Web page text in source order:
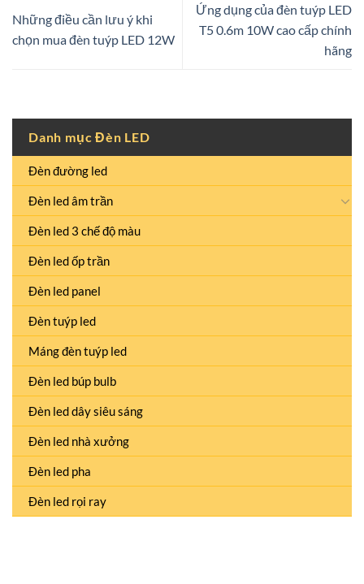
Những điều cần lưu ý khi
chọn mua đèn tuýp LED 12W
Ứng dụng của đèn tuýp LED
T5 0.6m 10W cao cấp chính
hãng
Danh mục Đèn LED
Đèn đường led
Đèn led âm trần
Đèn led 3 chế độ màu
Đèn led ốp trần
Đèn led panel
Đèn tuýp led
Máng đèn tuýp led
Đèn led búp bulb
Đèn led dây siêu sáng
Đèn led nhà xưởng
Đèn led pha
Đèn led rọi ray